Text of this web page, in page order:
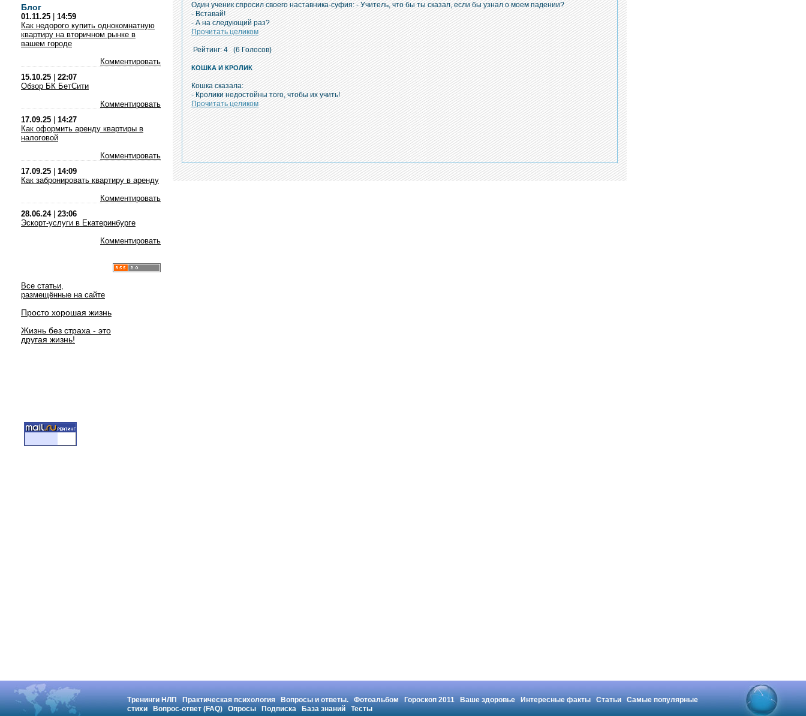
Блог
01.11.25
14:59
Как недорого купить однокомнатную
квартиру на вторичном рынке в
вашем городе
Комментировать
15.10.25
22:07
Обзор БК БетСити
Комментировать
17.09.25
14:27
Как оформить аренду квартиры в
налоговой
Комментировать
17.09.25
14:09
Как забронировать квартиру в аренду
Комментировать
28.06.24| 23:06
Эскорт-услуги в Екатеринбурге
Комментировать
Все статьи,
размещённые на сайте
Просто хорошая жизнь
Жизнь без страха - это
другая жизнь!
Один ученик спросил своего наставника-суфия: - Учитель, что бы ты сказал, если бы узнал о моем падении?
- Вставай!
- А на следующий раз?
Прочитать целиком
Рейтинг: 4(6 Голосов)
КОШКА И КРОЛИК
Кошка сказала:
- Кролики недостойны того, чтобы их учить!
Прочитать целиком
Тренинги НЛП Практическая психология Вопросы и ответы. Фотоальбом Гороскоп 2011 Ваше здоровье Интересные факты Статьи
Самые популярные
стихи
Вопрос-ответ (FAQ) Опросы Подписка База знаний Тесты